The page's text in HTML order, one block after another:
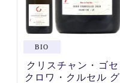
クリスチャン・ゴセ
クロワ・クルセル グ